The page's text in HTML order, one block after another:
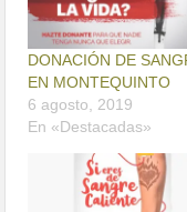
DONACIÓN DE
EN MONTEQUINTO
6 agosto, 2019
En «Destacadas»